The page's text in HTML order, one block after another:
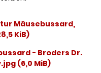
Mäusebussard,
KiB)
- Broders Dr.
(6,0 MiB)